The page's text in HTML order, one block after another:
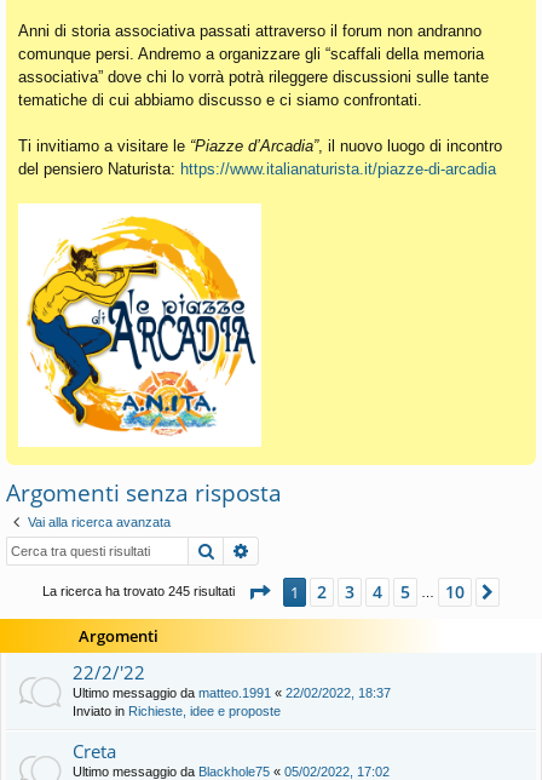
Anni di storia associativa passati attraverso il forum non andranno
comunque persi. Andremo a organizzare gli “scaffali della memoria
associativa” dove chi lo vorrà potrà rileggere discussioni sulle tante
tematiche di cui abbiamo discusso e ci siamo confrontati.
Ti invitiamo a visitare le “Piazze d’Arcadia”, il nuovo luogo di incontro
del pensiero Naturista: https://www.italianaturista.it/piazze-di-arcadia
Argomenti senza risposta
Vai alla ricerca avanzata
Cerca
La ricerca ha trovato 245 risultati Pagina di 10
1 2 3 4 5 10
Argomenti
22/2/'22
Ultimo messaggio da matteo.1991 « 22/02/2022, 18:37
Inviato in Richieste, idee e proposte
Creta
Ultimo messaggio da Blackhole75 « 05/02/2022, 17:02